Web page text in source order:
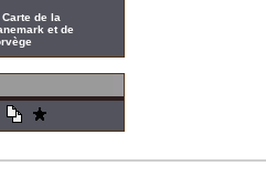
de la
et de